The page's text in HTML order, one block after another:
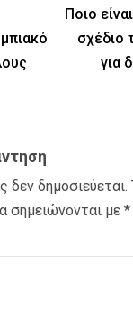
Ποιο
σχέδιο
για
δεν δημοσιεύεται.
σημειώνονται με *